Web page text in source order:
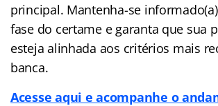
principal. Mantenha-se
fase do certame e garanta que sua
esteja alinhada aos critérios mais
banca.
Acesse aqui e acompanhe o